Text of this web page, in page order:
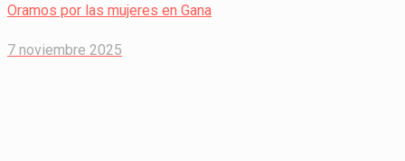
Oramos por las mujeres en Gana
7 noviembre 2025